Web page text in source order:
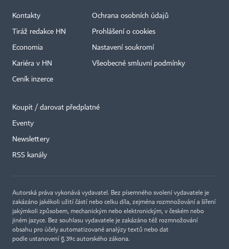
Kontakty
Tiráž redakce HN
Economia
Kariéra v HN
Ceník inzerce
Ochrana osobních údajů
Prohlášení o cookies
Nastavení soukromí
Všeobecné smluvní podmínky
Koupit / darovat předplatné
Eventy
Newslettery
RSS kanály
Autorská práva vykonává vydavatel. Bez písemného svolení vydavatele je
zakázáno jakékoli užití částí nebo celku díla, zejména rozmnožování a šíření
jakýmkoli způsobem, mechanickým nebo elektronickým, v českém nebo
jiném jazyce. Bez souhlasu vydavatele je zakázáno též rozmnožování
obsahu pro účely automatizované analýzy textů nebo dat
podle ustanovení § 39c autorského zákona.